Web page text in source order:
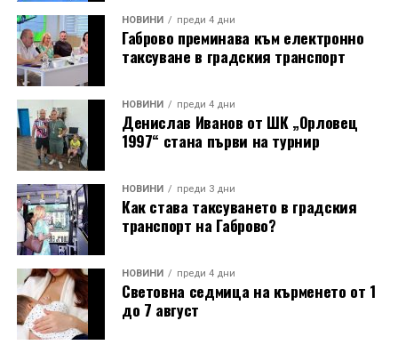
НОВИНИ преди 4 дни
Габрово преминава към електронно
таксуване в градския транспорт
НОВИНИ преди 4 дни
Денислав Иванов от ШК „Орловец
1997“ стана първи на турнир
НОВИНИ преди 3 дни
Как става таксуването в градския
транспорт на Габрово?
НОВИНИ преди 4 дни
Световна седмица на кърменето от 1
до 7 август